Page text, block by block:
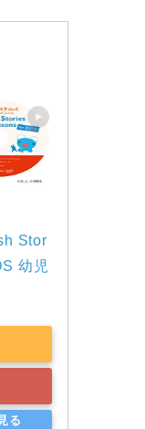
Stor
幼児
る